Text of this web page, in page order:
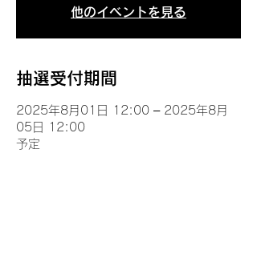
他のイベントを見る
抽選受付期間
2025年8月01日 12:00 – 2025年8月
05日 12:00
予定